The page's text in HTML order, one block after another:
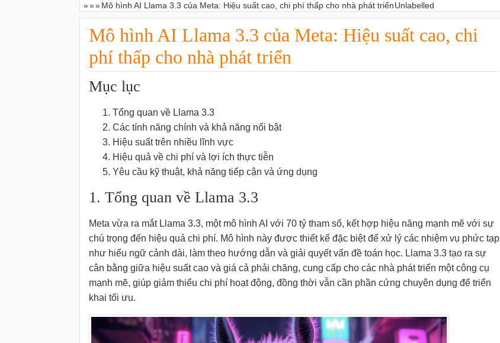
»» Unlabelled
»Mô hình AI Llama 3.3 của Meta: Hiệu suất cao, chi phí thấp cho nhà phát triển
Mô hình AI Llama 3.3 của Meta: Hiệu suất cao, chi
phí thấp cho nhà phát triển
Mục lục
Tổng quan về Llama 3.3
Các tính năng chính và khả năng nổi bật
Hiệu suất trên nhiều lĩnh vực
Hiệu quả về chi phí và lợi ích thực tiễn
Yêu cầu kỹ thuật, khả năng tiếp cận và ứng dụng
1. Tổng quan về Llama 3.3
Meta vừa ra mắt Llama 3.3, một mô hình AI với 70 tỷ tham số, kết hợp hiệu năng mạnh mẽ với sự
chú trọng đến hiệu quả chi phí. Mô hình này được thiết kế đặc biệt để xử lý các nhiệm vụ phức tạp
như hiểu ngữ cảnh dài, làm theo hướng dẫn và giải quyết vấn đề toán học. Llama 3.3 tạo ra sự
cân bằng giữa hiệu suất cao và giá cả phải chăng, cung cấp cho các nhà phát triển một công cụ
mạnh mẽ, giúp giảm thiểu chi phí hoạt động, đồng thời vẫn cần phần cứng chuyên dụng để triển
khai tối ưu.